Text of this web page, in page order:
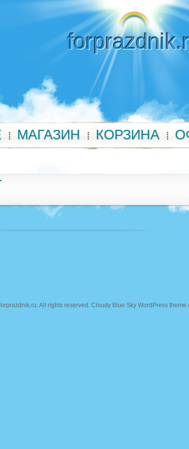
МАГАЗИН КОРЗИНА
. All rights reserved. Cloudy Blue Sky WordPress theme